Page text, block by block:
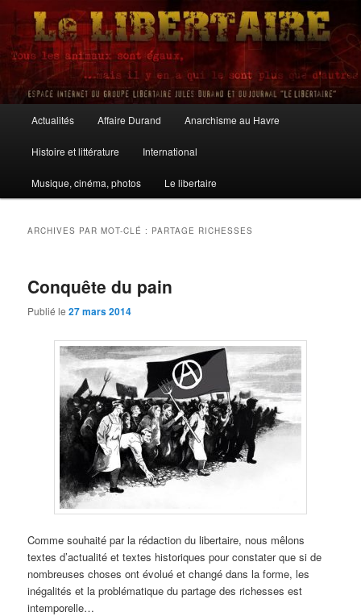
Aller
contenu
principal
Aller
contenu
secondaire
Le Libertaire
principal
Actualités Affaire Durand Anarchisme au Havre
Histoire et littérature International
Musique, cinéma, photos Le libertaire
ARCHIVES PAR MOT-CLÉ : PARTAGE RICHESSES
Conquête du pain
Publié le27 mars 2014
Comme souhaité par la rédaction du libertaire, nous mêlons
textes d’actualité et textes historiques pour constater que si de
nombreuses choses ont évolué et changé dans la forme, les
inégalités et la problématique du partage des richesses est
intemporelle…